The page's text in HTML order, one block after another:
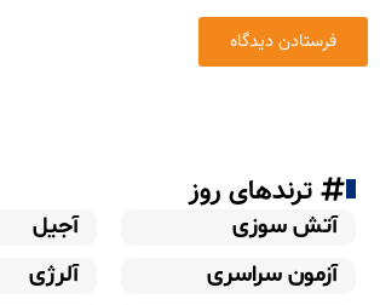
ترندهای روز
آتش سوزی
آجیل
آزمون سراسری
آلرژی